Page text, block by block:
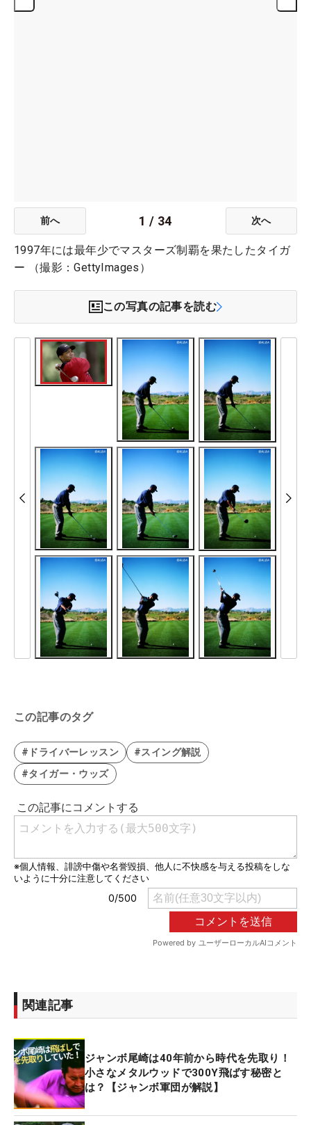
前へ 1 / 34 次へ
1997年には最年少でマスターズ制覇を果たしたタイガ
ー （撮影：GettyImages）
この写真の記事を読む
この記事のタグ
#ドライバーレッスン
#スイング解説
#タイガー・ウッズ
関連記事
ジャンボ尾崎は40年前から時代を先取り！
小さなメタルウッドで300Y飛ばす秘密と
は？【ジャンボ軍団が解説】